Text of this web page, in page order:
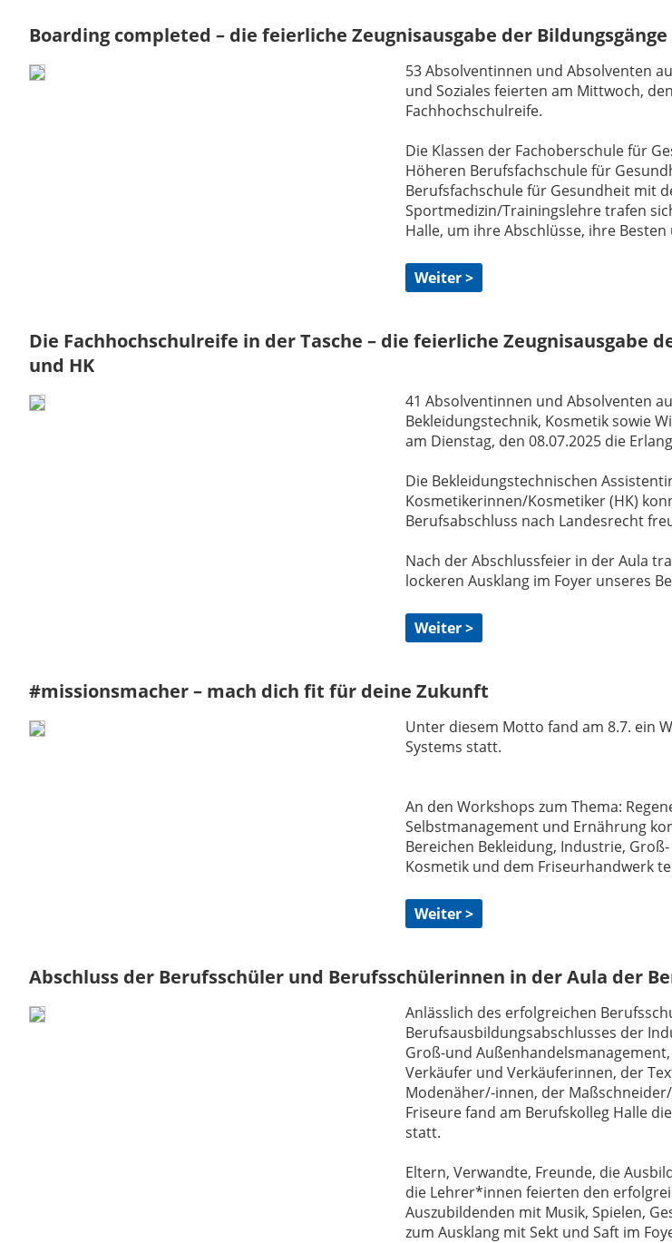
Boarding completed – die feierliche Zeugnisausgabe der Bildungsgänge
53 Absolventinnen und Absolventen
und Soziales feierten am Mittwoch,
Fachhochschulreife.
Die Klassen der Fachoberschule für
Höheren Berufsfachschule für
Berufsfachschule für Gesundheit mit
Sportmedizin/Trainingslehre trafen
Halle, um ihre Abschlüsse, ihre
Weiter >
Die Fachhochschulreife in der Tasche – die feierliche Zeugnisausgabe
und HK
41 Absolventinnen und Absolventen
Bekleidungstechnik, Kosmetik sowie
am Dienstag, den 08.07.2025 die
Die Bekleidungstechnischen
Kosmetikerinnen/Kosmetiker (HK)
Berufsabschluss nach Landesrecht
Nach der Abschlussfeier in der Aula
lockeren Ausklang im Foyer unseres
Weiter >
#missionsmacher – mach dich fit für deine Zukunft
Unter diesem Motto fand am 8.7. ein
Systems statt.
An den Workshops zum Thema:
Selbstmanagement und Ernährung
Bereichen Bekleidung, Industrie,
Kosmetik und dem Friseurhandwerk
Weiter >
Abschluss der Berufsschüler und Berufsschülerinnen in der Aula der
Anlässlich des erfolgreichen
Berufsausbildungsabschlusses der
Groß-und
Verkäufer und Verkäuferinnen, der
Modenäher/-innen, der
Friseure fand am Berufskolleg Halle
statt.
Eltern, Verwandte, Freunde, die
die Lehrer*innen feierten den
Auszubildenden mit Musik, Spielen,
zum Ausklang mit Sekt und Saft im